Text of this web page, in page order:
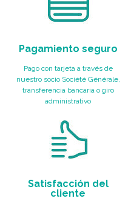
Pagamiento seguro
Pago con tarjeta a través de
nuestro socio Société Générale,
transferencia bancaria o giro
administrativo
Satisfacción del
cliente